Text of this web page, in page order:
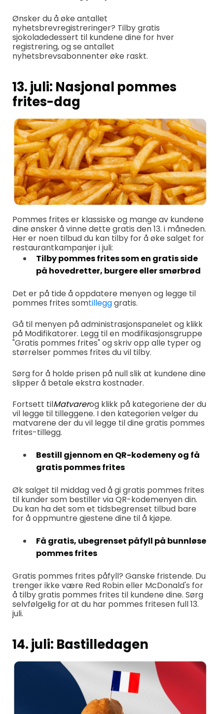
Ønsker du å øke antallet
nyhetsbrevregistreringer? Tilby gratis
sjokoladedessert til kundene dine for hver
registrering, og se antallet
nyhetsbrevsabonnenter øke raskt.
13. juli: Nasjonal pommes
frites-dag
Pommes frites er klassiske og mange av kundene
dine ønsker å vinne dette gratis den 13. i måneden.
Her er noen tilbud du kan tilby for å øke salget for
restaurantkampanjer i juli:
Tilby pommes frites som en gratis side
på hovedretter, burgere eller smørbrød
Det er på tide å oppdatere menyen og legge til
pommes frites somtillegggratis.
Gå til menyen på administrasjonspanelet og klikk
på Modifikatorer. Legg til en modifikasjonsgruppe
"Gratis pommes frites" og skriv opp alle typer og
størrelser pommes frites du vil tilby.
Sørg for å holde prisen på null slik at kundene dine
slipper å betale ekstra kostnader.
Fortsett tilMatvarerog klikk på kategoriene der du
vil legge til tilleggene. I den kategorien velger du
matvarene der du vil legge til dine gratis pommes
frites-tillegg.
Bestill gjennom en QR-kodemeny og få
gratis pommes frites
Øk salget til middag ved å gi gratis pommes frites
til kunder som bestiller via QR-kodemenyen din.
Du kan ha det som et tidsbegrenset tilbud bare
for å oppmuntre gjestene dine til å kjøpe.
Få gratis, ubegrenset påfyll på bunnløse
pommes frites
Gratis pommes frites påfyll? Ganske fristende. Du
trenger ikke være Red Robin eller McDonald's for
å tilby gratis pommes frites til kundene dine. Sørg
selvfølgelig for at du har pommes fritesen full 13.
juli.
14. juli: Bastilledagen